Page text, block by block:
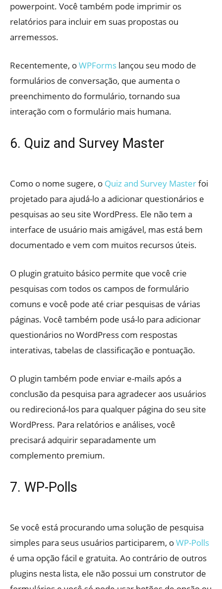
powerpoint. Você também pode imprimir os
relatórios para incluir em suas propostas ou
arremessos.
Recentemente, oWPForms lançou seu modo de
formulários de conversação, que aumenta o
preenchimento do formulário, tornando sua
interação com o formulário mais humana.
6. Quiz and Survey Master
Como o nome sugere, o Quiz and Survey Masterfoi
projetado para ajudá-lo a adicionar questionários e
pesquisas ao seu site WordPress. Ele não tem a
interface de usuário mais amigável, mas está bem
documentado e vem com muitos recursos úteis.
O plugin gratuito básico permite que você crie
pesquisas com todos os campos de formulário
comuns e você pode até criar pesquisas de várias
páginas. Você também pode usá-lo para adicionar
questionários no WordPress com respostas
interativas, tabelas de classificação e pontuação.
O plugin também pode enviar e-mails após a
conclusão da pesquisa para agradecer aos usuários
ou redirecioná-los para qualquer página do seu site
WordPress. Para relatórios e análises, você
precisará adquirir separadamente um
complemento premium.
7. WP-Polls
Se você está procurando uma solução de pesquisa
simples para seus usuários participarem, oWP-Polls
é uma opção fácil e gratuita. Ao contrário de outros
plugins nesta lista, ele não possui um construtor de